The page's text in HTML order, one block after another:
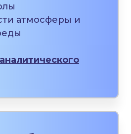
атмосферы и